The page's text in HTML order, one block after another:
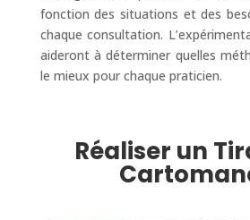
fonction des situations et des
chaque consultation.
aideront à déterminer quelles
le mieux pour chaque praticien.
Réaliser un